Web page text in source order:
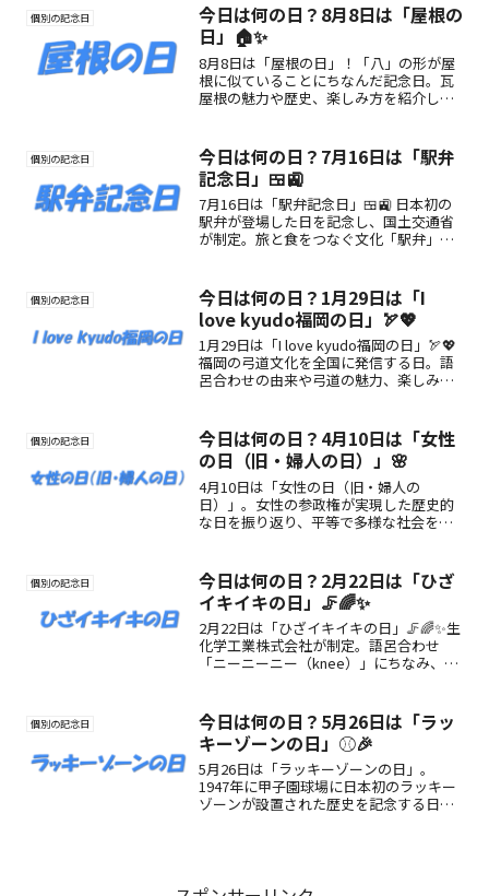
個別の記念日
今日は何の日？8月8日は「屋根の
日」🏠✨
8月8日は「屋根の日」！「八」の形が屋
根に似ていることにちなんだ記念日。瓦
屋根の魅力や歴史、楽しみ方を紹介しな
個別の記念日
今日は何の日？7月16日は「駅弁
記念日」🍱🚉
7月16日は「駅弁記念日」🍱🚉 日本初の
駅弁が登場した日を記念し、国土交通省
が制定。旅と食をつなぐ文化「駅弁」の
個別の記念日
今日は何の日？1月29日は「I
love kyudo福岡の日」🏹💖
1月29日は「I love kyudo福岡の日」🏹💖
福岡の弓道文化を全国に発信する日。語
呂合わせの由来や弓道の魅力、楽しみ方
個別の記念日
今日は何の日？4月10日は「女性
の日（旧・婦人の日）」🌸
4月10日は「女性の日（旧・婦人の
日）」。女性の参政権が実現した歴史的
な日を振り返り、平等で多様な社会を考
個別の記念日
今日は何の日？2月22日は「ひざ
イキイキの日」🦵🌈✨
2月22日は「ひざイキイキの日」🦵🌈✨生
化学工業株式会社が制定。語呂合わせ
「ニーニーニー（knee）」にちなみ、ひ
個別の記念日
今日は何の日？5月26日は「ラッ
キーゾーンの日」⚾🎉
5月26日は「ラッキーゾーンの日」。
1947年に甲子園球場に日本初のラッキー
ゾーンが設置された歴史を記念する日。